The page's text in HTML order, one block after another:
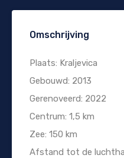
Omschrijving
Plaats: Kraljevica
Gebouwd: 2013
Gerenoveerd: 2022
Centrum: 1,5 km
Zee: 150 km
Afstand tot de